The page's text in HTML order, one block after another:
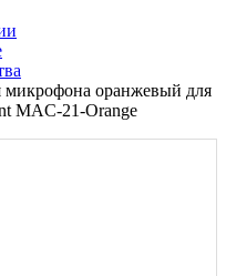
микрофона оранжевый для
MAC-21-Orange